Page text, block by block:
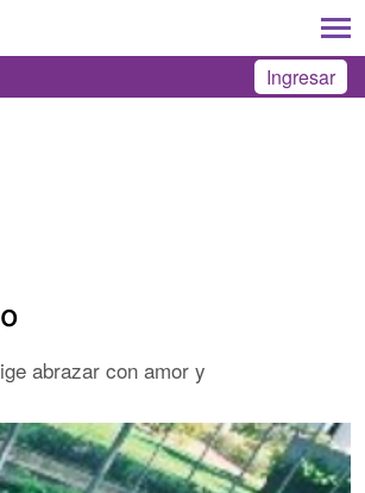
Ingresar
abrazar con amor y